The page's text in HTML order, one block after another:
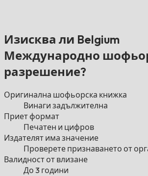
Изисква ли Belgium
Международно
разрешение?
Оригинална шофьорска книжка
Винаги задължителна
Приет формат
Печатен и цифров
Издателят има значение
Проверете признаването от
Валидност от влизане
До 3 години